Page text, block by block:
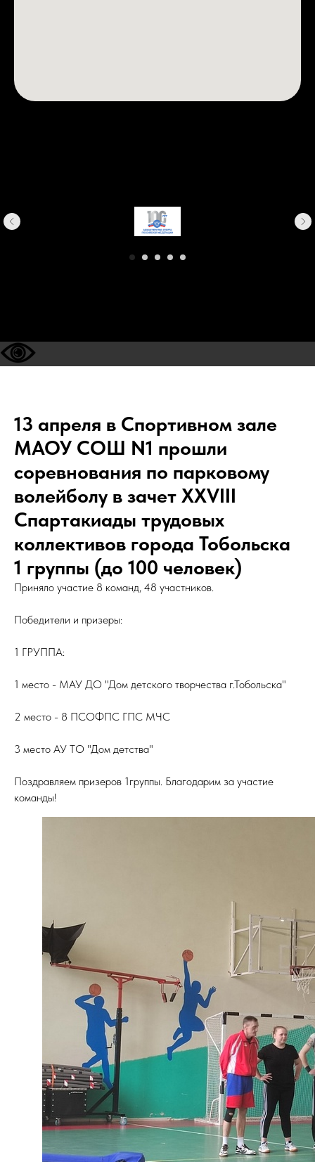
13 апреля в Спортивном зале
МАОУ СОШ N1 прошли
соревнования по парковому
волейболу в зачет XXVIII
Спартакиады трудовых
коллективов города Тобольска
1 группы (до 100 человек)
Приняло участие 8 команд, 48 участников.
Победители и призеры:
1 ГРУППА:
1 место - МАУ ДО "Дом детского творчества г.Тобольска"
2 место - 8 ПСОФПС ГПС МЧС
3 место АУ ТО "Дом детства"
Поздравляем призеров 1группы. Благодарим за участие
команды!